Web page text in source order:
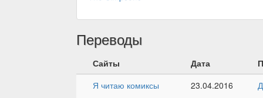
Переводы
Сайты Дата
Я читаю комиксы
23.04.2016